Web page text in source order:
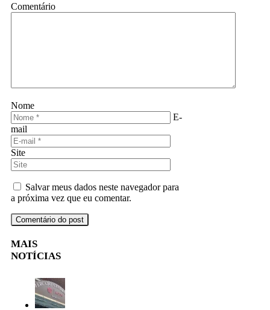
Comentário
Nome
E-
mail
Site
Salvar meus dados neste navegador para
a próxima vez que eu comentar.
MAIS
NOTÍCIAS